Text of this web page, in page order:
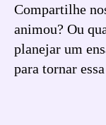
Compartilhe
animou? Ou
planejar um
para tornar